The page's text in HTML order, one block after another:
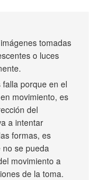
tomadas
o luces
porque en el
movimiento, es
del
a intentar
formas, es
se pueda
movimiento a
de la toma.